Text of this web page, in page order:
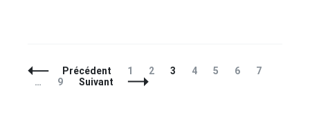
NavigationPrécédent Page
1 Page
2 Page
3 Page
4 Page
5 Page
6 Page
7
…
Page
9 Suivant